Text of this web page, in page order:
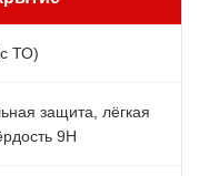
ТО)
защита, лёгкая
9H